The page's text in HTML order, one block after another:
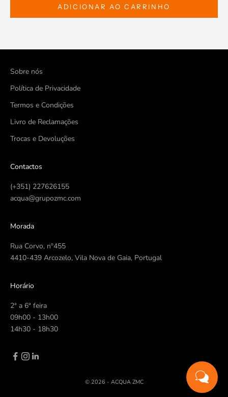
ADICIONAR AO CARRINHO
Sobre nós
Política de Privacidade
Termos e Condições
Livro de Reclamações
Trocas e Devoluções
Contactos
(+351) 227626155
acqua@grupozmc.com
Morada
Rua Corvo, nº455
4410-439 Arcozelo, Vila Nova de Gaia, Portugal
Horário
2ª a 6ª feira
09h00 - 13h00
14h30 - 18h30
© 2026 - ACQUA ZMC